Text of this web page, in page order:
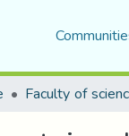
Faculty of